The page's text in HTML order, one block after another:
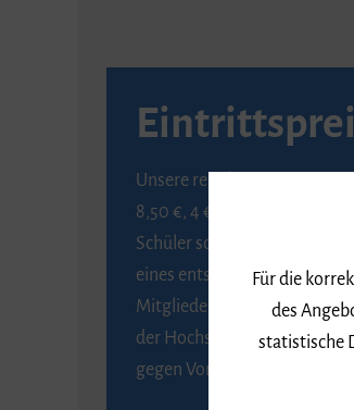
Unsere regulären
8,50 €, 4 € ermäßigt für
Schüler sowie Studierende
eines entsprechenden
Mitglieder der Gesellschaft
der Hochschule für Musik
gegen Vorlage des
Für die
des
statistische